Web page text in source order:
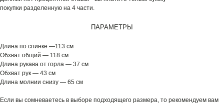
покупки разделенную на 4 части.
ПАРАМЕТРЫ
Длина по спинке —113 см
Обхват общий — 118 см
Длина рукава от горла — 37 см
Обхват рук — 43 см
Длина молнии снизу — 65 см
Если вы сомневаетесь в выборе подходящего размера, то рекомендуем вам